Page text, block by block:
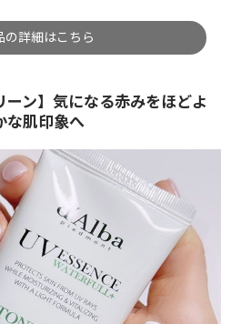
の詳細はこちら
ーン】気になる赤みをほどよ
な肌印象へ